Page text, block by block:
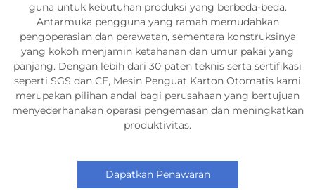
guna untuk kebutuhan produksi yang berbeda-beda.
Antarmuka pengguna yang ramah memudahkan
pengoperasian dan perawatan, sementara konstruksinya
yang kokoh menjamin ketahanan dan umur pakai yang
panjang. Dengan lebih dari 30 paten teknis serta sertifikasi
seperti SGS dan CE, Mesin Penguat Karton Otomatis kami
merupakan pilihan andal bagi perusahaan yang bertujuan
menyederhanakan operasi pengemasan dan meningkatkan
produktivitas.
Dapatkan Penawaran